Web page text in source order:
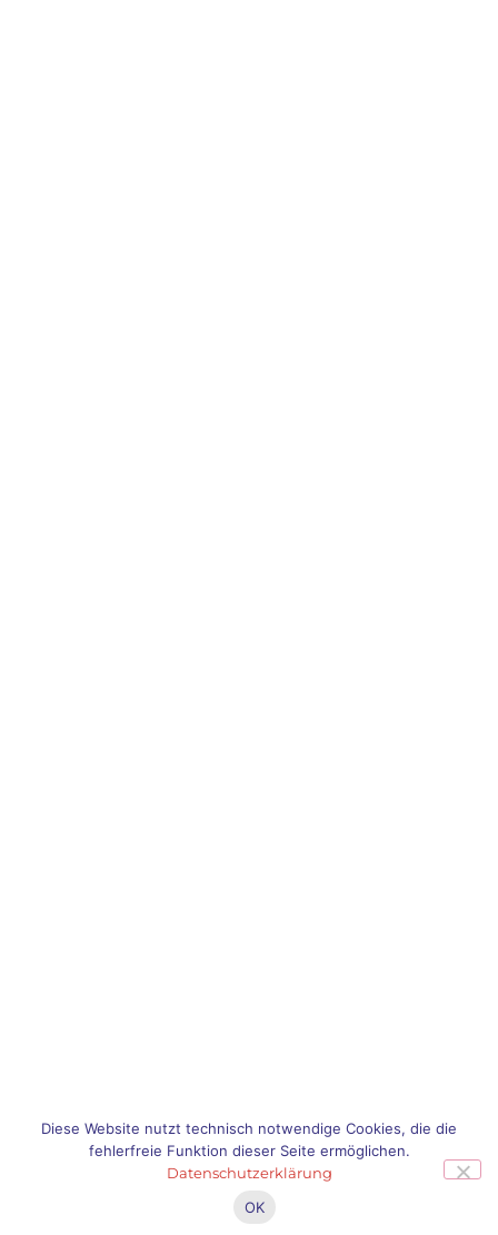
Diese Website nutzt technisch notwendige Cookies, die die
fehlerfreie Funktion dieser Seite ermöglichen.
Datenschutzerklärung
OK